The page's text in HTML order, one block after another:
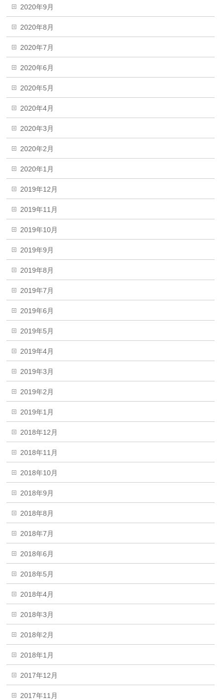
2020年9月
2020年8月
2020年7月
2020年6月
2020年5月
2020年4月
2020年3月
2020年2月
2020年1月
2019年12月
2019年11月
2019年10月
2019年9月
2019年8月
2019年7月
2019年6月
2019年5月
2019年4月
2019年3月
2019年2月
2019年1月
2018年12月
2018年11月
2018年10月
2018年9月
2018年8月
2018年7月
2018年6月
2018年5月
2018年4月
2018年3月
2018年2月
2018年1月
2017年12月
2017年11月